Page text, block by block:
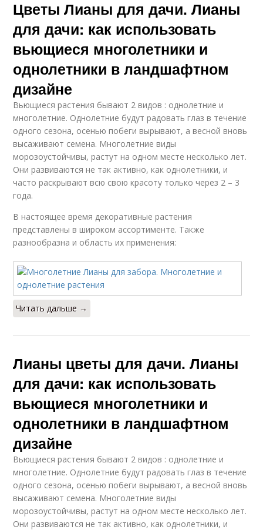
Цветы Лианы для дачи. Лианы
для дачи: как использовать
вьющиеся многолетники и
однолетники в ландшафтном
дизайне
Вьющиеся растения бывают 2 видов : однолетние и
многолетние. Однолетние будут радовать глаз в течение
одного сезона, осенью побеги вырывают, а весной вновь
высаживают семена. Многолетние виды
морозоустойчивы, растут на одном месте несколько лет.
Они развиваются не так активно, как однолетники, и
часто раскрывают всю свою красоту только через 2 – 3
года.
В настоящее время декоративные растения
представлены в широком ассортименте. Также
разнообразна и область их применения:
Читать дальше →
Лианы цветы для дачи. Лианы
для дачи: как использовать
вьющиеся многолетники и
однолетники в ландшафтном
дизайне
Вьющиеся растения бывают 2 видов : однолетние и
многолетние. Однолетние будут радовать глаз в течение
одного сезона, осенью побеги вырывают, а весной вновь
высаживают семена. Многолетние виды
морозоустойчивы, растут на одном месте несколько лет.
Они развиваются не так активно, как однолетники, и